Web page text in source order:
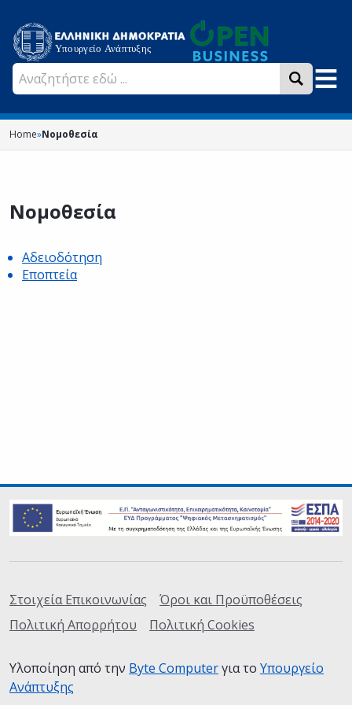
Home»Νομοθεσία
Νομοθεσία
Αδειοδότηση
Εποπτεία
Σύνδεσμοι
Στοιχεία Επικοινωνίας
Όροι και Προϋποθέσεις
Πολιτική Απορρήτου
Πολιτική Cookies
Υλοποίηση από την Byte Computer(ανοίγει σε
για το Υπουργείο
Ανάπτυξης